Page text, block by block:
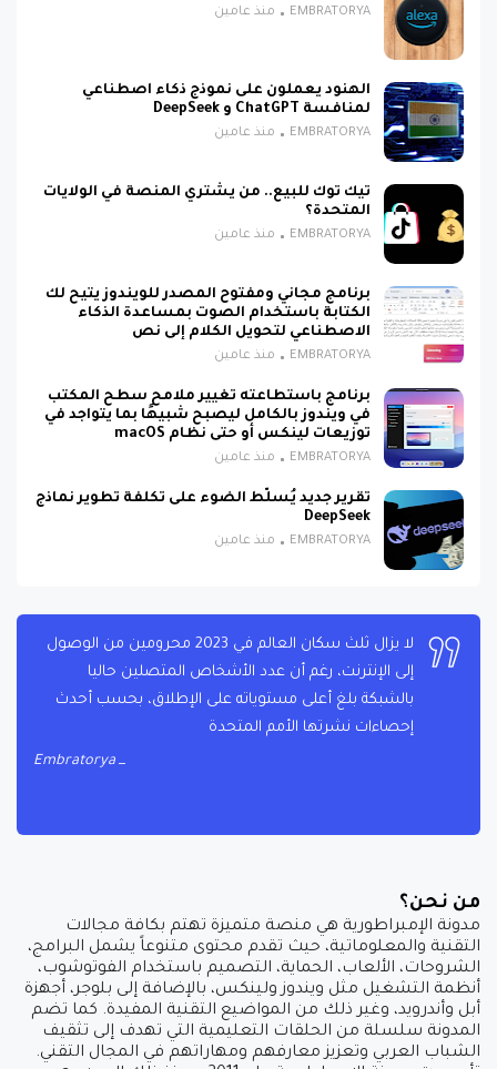
EMBRATORYA منذ عامين
الهنود يعملون على نموذج ذكاء اصطناعي
لمنافسة ChatGPT و DeepSeek
EMBRATORYA منذ عامين
تيك توك للبيع.. من يشتري المنصة في الولايات
المتحدة؟
EMBRATORYA منذ عامين
برنامج مجاني ومفتوح المصدر للويندوز يتيح لك
الكتابة باستخدام الصوت بمساعدة الذكاء
الاصطناعي لتحويل الكلام إلى نص
EMBRATORYA منذ عامين
برنامج باستطاعته تغيير ملامح سطح المكتب
في ويندوز بالكامل ليصبح شبيهًا بما يتواجد في
توزيعات لينكس أو حتى نظام macOS
EMBRATORYA منذ عامين
تقرير جديد يُسلّط الضوء على تكلفة تطوير نماذج
DeepSeek
EMBRATORYA منذ عامين
لا يزال ثلث سكان العالم في 2023 محرومين من الوصول
إلى الإنترنت، رغم أن عدد الأشخاص المتصلين حاليا
بالشبكة بلغ أعلى مستوياته على الإطلاق، بحسب أحدث
إحصاءات نشرتها الأمم المتحدة
Embratorya
من نحن؟
مدونة الإمبراطورية هي منصة متميزة تهتم بكافة مجالات
التقنية والمعلوماتية، حيث تقدم محتوى متنوعاً يشمل البرامج،
الشروحات، الألعاب، الحماية، التصميم باستخدام الفوتوشوب،
أنظمة التشغيل مثل ويندوز ولينكس، بالإضافة إلى بلوجر، أجهزة
أبل وأندرويد، وغير ذلك من المواضيع التقنية المفيدة. كما تضم
المدونة سلسلة من الحلقات التعليمية التي تهدف إلى تثقيف
الشباب العربي وتعزيز معارفهم ومهاراتهم في المجال التقني.